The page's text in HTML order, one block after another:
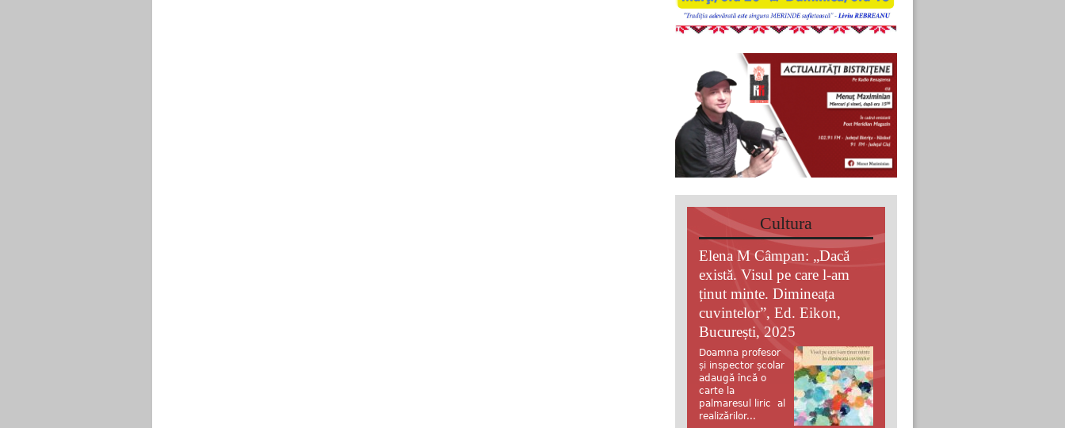
Cultura
Elena M Câmpan: „Dacă
există. Visul pe care l-am
ținut minte. Dimineața
cuvintelor”, Ed. Eikon,
București, 2025
Doamna profesor
și inspector școlar
adaugă încă o
carte la
palmaresul liric al
realizărilor...